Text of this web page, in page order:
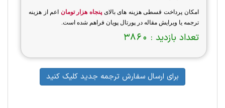
امکان پرداخت قسطی هزینه های بالایپنجاه هزار تومان اعم از هزینه
ترجمه یا ویرایش مقاله در پورتال پویان فراهم شده است.
تعداد بازدید : 3860
برای ارسال سفارش ترجمه جدید کلیک کنید